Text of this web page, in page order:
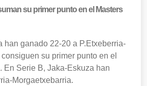
su primer punto en el Masters
han ganado 22-20 a P.Etxeberria-
su primer punto en el
En Serie B, Jaka-Eskuza han
Morgaetxebarria.